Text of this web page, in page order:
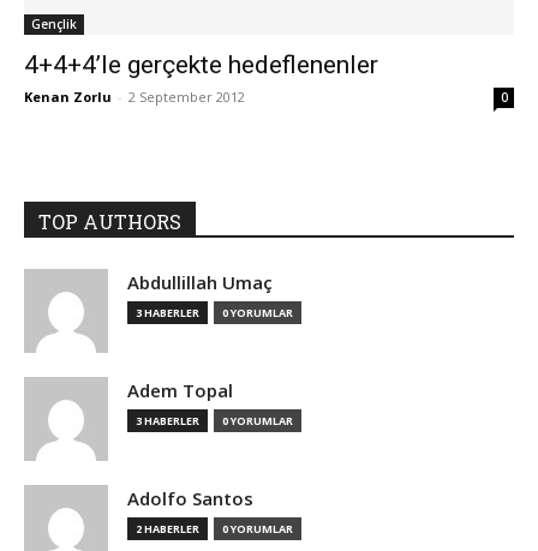
Gençlik
4+4+4’le gerçekte hedeflenenler
Kenan Zorlu - 2 September 2012 0
TOP AUTHORS
Abdullillah Umaç
3 HABERLER 0 YORUMLAR
Adem Topal
3 HABERLER 0 YORUMLAR
Adolfo Santos
2 HABERLER 0 YORUMLAR